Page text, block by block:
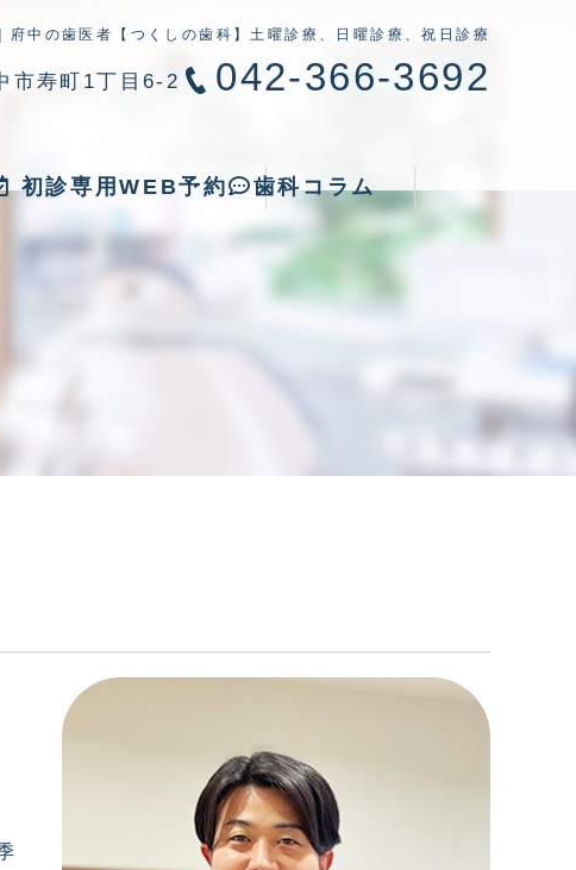
府中の歯医者【つくしの歯科】土曜診療、日曜診療、祝日診療
市寿町1丁目6-2 042-366-3692
初診専用WEB予約 歯科コラム